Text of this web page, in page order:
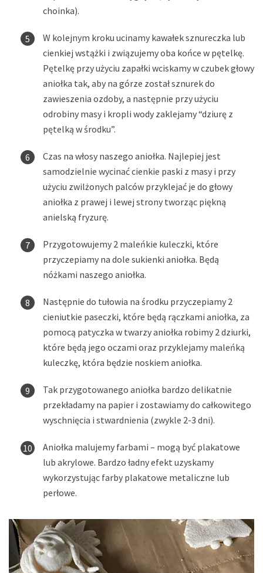
choinka).
W kolejnym kroku ucinamy kawałek sznureczka lub
cienkiej wstążki i związujemy oba końce w pętelkę.
Pętelkę przy użyciu zapałki wciskamy w czubek głowy
aniołka tak, aby na górze został sznurek do
zawieszenia ozdoby, a następnie przy użyciu
odrobiny masy i kropli wody zaklejamy “dziurę z
pętelką w środku”.
Czas na włosy naszego aniołka. Najlepiej jest
samodzielnie wycinać cienkie paski z masy i przy
użyciu zwilżonych palców przyklejać je do głowy
aniołka z prawej i lewej strony tworząc piękną
anielską fryzurę.
Przygotowujemy 2 maleńkie kuleczki, które
przyczepiamy na dole sukienki aniołka. Będą
nóżkami naszego aniołka.
Następnie do tułowia na środku przyczepiamy 2
cieniutkie paseczki, które będą rączkami aniołka, za
pomocą patyczka w twarzy aniołka robimy 2 dziurki,
które będą jego oczami oraz przyklejamy maleńką
kuleczkę, która będzie noskiem aniołka.
Tak przygotowanego aniołka bardzo delikatnie
przekładamy na papier i zostawiamy do całkowitego
wyschnięcia i stwardnienia (zwykle 2-3 dni).
Aniołka malujemy farbami – mogą być plakatowe
lub akrylowe. Bardzo ładny efekt uzyskamy
wykorzystując farby plakatowe metaliczne lub
perłowe.